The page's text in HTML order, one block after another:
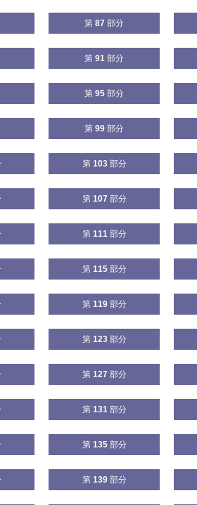
第 87 部分
第 91 部分
第 95 部分
第 99 部分
第 103部分
第 107 部分
第 111部分
第 115部分
第 119部分
第 123部分
第 127 部分
第 131部分
第 135部分
第 139部分